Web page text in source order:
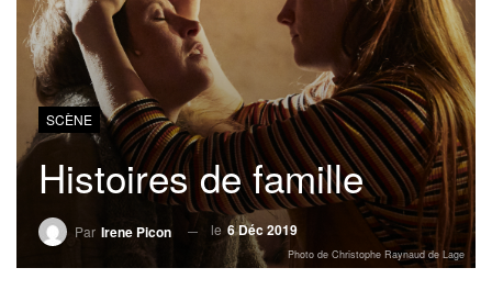
SCÈNE
Histoires de famille
Par Irene Picon le 6 Déc 2019
Photo de Christophe Raynaud de Lage